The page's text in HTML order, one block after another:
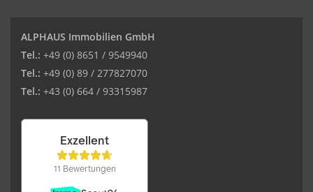
ALPHAUS Immobilien GmbH
Tel.: +49 (0) 8651 / 9549940
Tel.: +49 (0) 89 / 277827070
Tel.: +43 (0) 664 / 93315987